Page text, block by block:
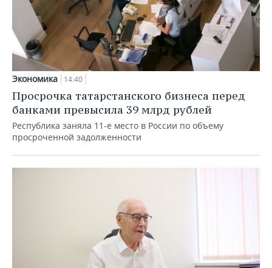
Экономика 14:40
Просрочка татарстанского бизнеса перед
банками превысила 39 млрд рублей
Республика заняла 11-е место в России по объему
просроченной задолженности